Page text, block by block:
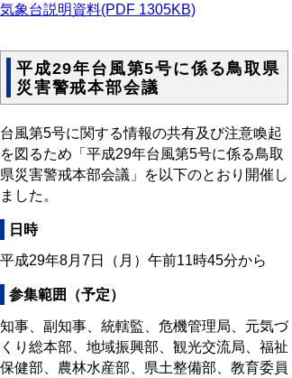
気象台説明資料(PDF 1305KB)
平成29年台風第5号に係る鳥取県
災害警戒本部会議
台風第5号に関する情報の共有及び注意喚起
を図るため「平成29年台風第5号に係る鳥取
県災害警戒本部会議」を以下のとおり開催し
ました。
日時
平成29年8月7日（月）午前11時45分から
参集範囲（予定）
知事、副知事、統轄監、危機管理局、元気づ
くり総本部、地域振興部、観光交流局、福祉
保健部、農林水産部、県土整備部、教育委員